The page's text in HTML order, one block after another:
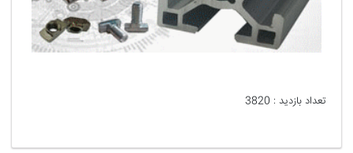
تعداد بازدید :3820